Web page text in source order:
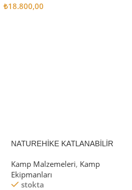
₺18.800,00
NATUREHİKE KATLANABİLİR
Kamp Malzemeleri, Kamp
Ekipmanları
stokta